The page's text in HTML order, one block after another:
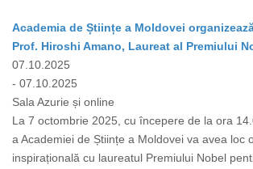
Academia de Științe a Moldovei
Prof. Hiroshi Amano, Laureat al Premiului
07.10.2025
- 07.10.2025
Sala Azurie și online
La 7 octombrie 2025, cu începere de la ora
a Academiei de Științe a Moldovei va avea loc
inspirațională cu laureatul Premiului Nobel